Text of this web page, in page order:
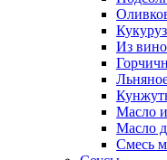
Из
Масло
Масло
Смесь